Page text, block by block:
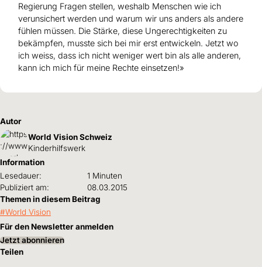
Regierung Fragen stellen, weshalb Menschen wie ich
verunsichert werden und warum wir uns anders als andere
fühlen müssen. Die Stärke, diese Ungerechtigkeiten zu
bekämpfen, musste sich bei mir erst entwickeln. Jetzt wo
ich weiss, dass ich nicht weniger wert bin als alle anderen,
kann ich mich für meine Rechte einsetzen!»
Autor
World Vision Schweiz
Kinderhilfswerk
Information
Lesedauer:
1 Minuten
Publiziert am:
08.03.2015
Themen in diesem Beitrag
World Vision
Für den Newsletter anmelden
Jetzt abonnieren
Teilen